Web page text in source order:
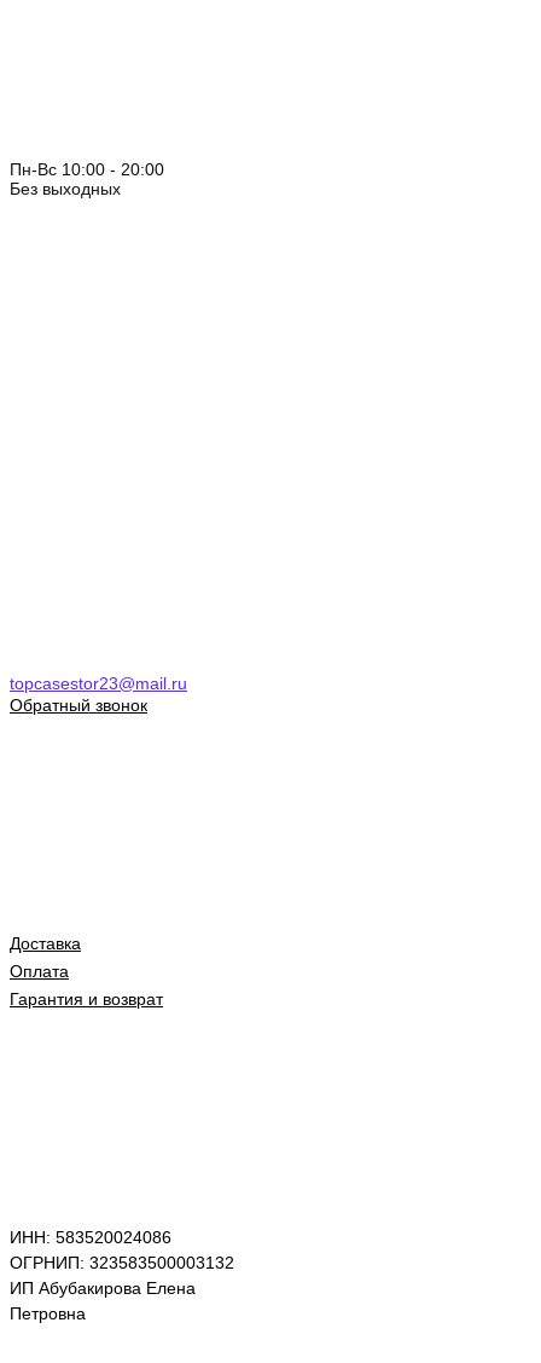
Пн-Вс 10:00 - 20:00
Без выходных
topcasestor23@mail.ru
Обратный звонок
Доставка
Оплата
Гарантия и возврат
ИНН: 583520024086
ОГРНИП: 323583500003132
ИП Абубакирова Елена
Петровна